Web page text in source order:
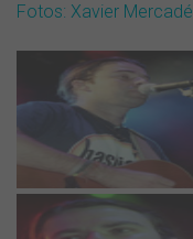
Fotos: Xavier Mercadé